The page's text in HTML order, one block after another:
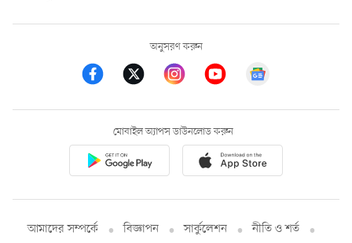
অনুসরণ করুন
মোবাইল অ্যাপস ডাউনলোড করুন
আমাদের সম্পর্কে বিজ্ঞাপন সার্কুলেশন নীতি ও শর্ত